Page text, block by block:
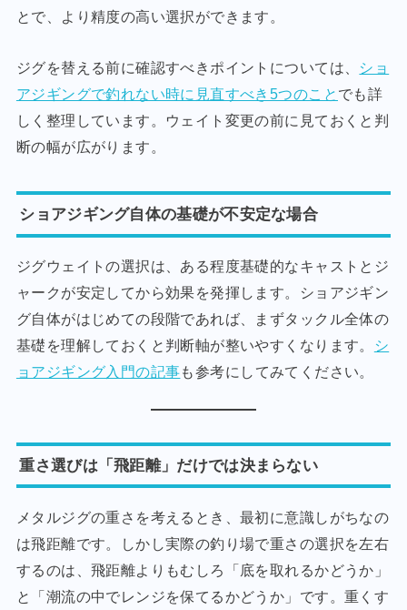
とで、より精度の高い選択ができます。
ジグを替える前に確認すべきポイントについては、 ショ
アジギングで釣れない時に見直すべき5つのこと でも詳
しく整理しています。ウェイト変更の前に見ておくと判
断の幅が広がります。
ショアジギング自体の基礎が不安定な場合
ジグウェイトの選択は、ある程度基礎的なキャストとジ
ャークが安定してから効果を発揮します。ショアジギン
グ自体がはじめての段階であれば、まずタックル全体の
基礎を理解しておくと判断軸が整いやすくなります。
シ
ョアジギング入門の記事も参考にしてみてください。
重さ選びは「飛距離」だけでは決まらない
メタルジグの重さを考えるとき、最初に意識しがちなの
は飛距離です。しかし実際の釣り場で重さの選択を左右
するのは、飛距離よりもむしろ「底を取れるかどうか」
と「潮流の中でレンジを保てるかどうか」です。重くす